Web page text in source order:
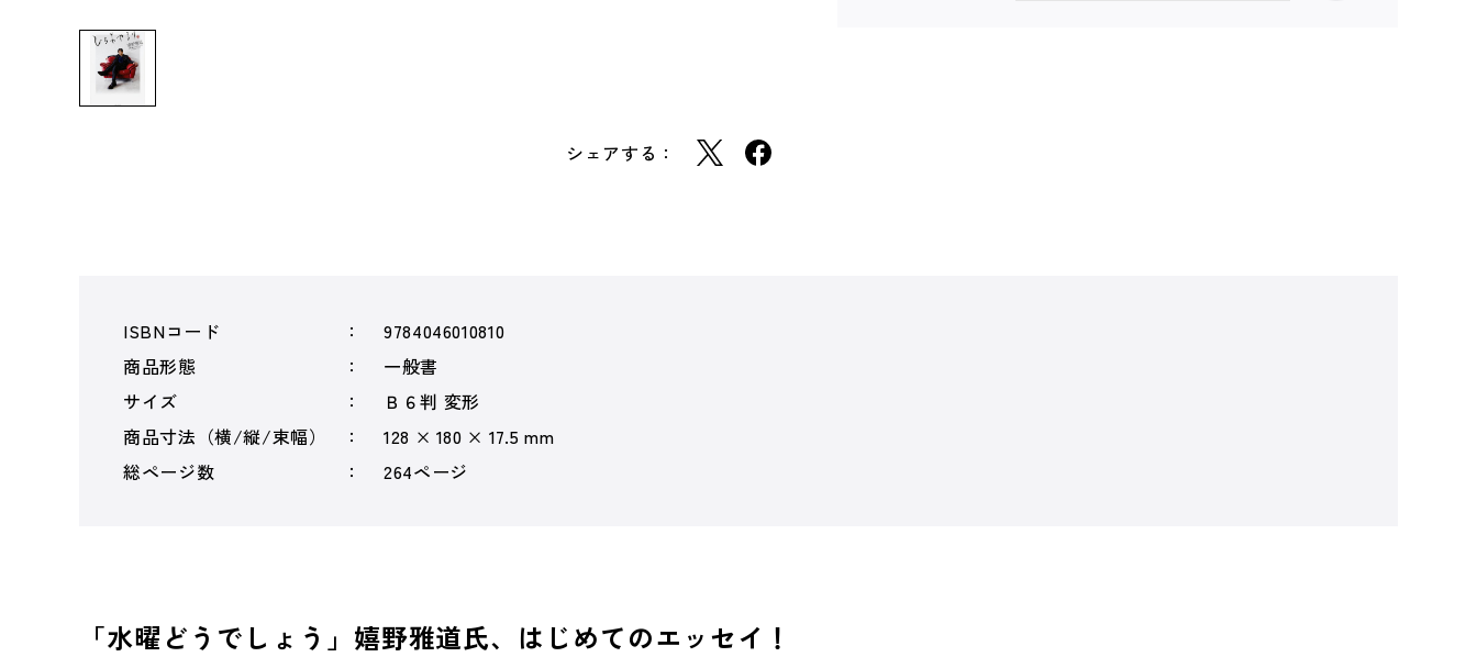
シェアする：
ISBNコード
9784046010810
商品形態
一般書
サイズ
Ｂ６判 変形
商品寸法（横/縦/束幅）
128 × 180 × 17.5 mm
総ページ数
264ページ
「水曜どうでしょう」嬉野雅道氏、はじめてのエッセイ！